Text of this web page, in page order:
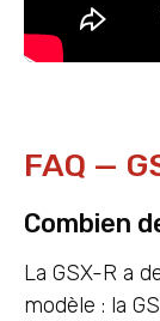
FAQ —
Combien
La GSX-R a
modèle : la